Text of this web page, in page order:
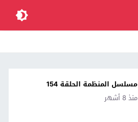
مسلسل المنظمة الحلقة 154
منذ 8 أشهر